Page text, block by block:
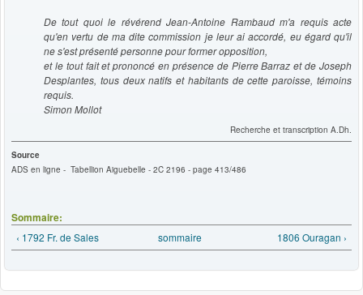
De tout quoi le révérend Jean-Antoine Rambaud m'a requis acte
qu'en vertu de ma dite commission je leur ai accordé, eu égard qu'il
ne s'est présenté personne pour former opposition,
et le tout fait et prononcé en présence de Pierre Barraz et de Joseph
Desplantes, tous deux natifs et habitants de cette paroisse, témoins
requis.
Simon Mollot
Recherche et transcription A.Dh.
Source
ADS en ligne - Tabellion Aiguebelle - 2C 2196 - page 413/486
Sommaire:
‹ 1792 Fr. de Sales sommaire 1806 Ouragan ›